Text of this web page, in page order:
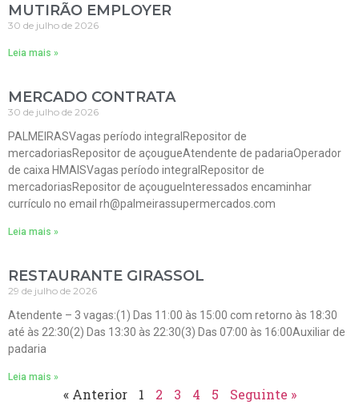
MUTIRÃO EMPLOYER
30 de julho de 2026
Leia mais »
MERCADO CONTRATA
30 de julho de 2026
PALMEIRASVagas período integralRepositor de
mercadoriasRepositor de açougueAtendente de padariaOperador
de caixa HMAISVagas período integralRepositor de
mercadoriasRepositor de açougueInteressados encaminhar
currículo no email rh@palmeirassupermercados.com
Leia mais »
RESTAURANTE GIRASSOL
29 de julho de 2026
Atendente – 3 vagas:(1) Das 11:00 às 15:00 com retorno às 18:30
até às 22:30(2) Das 13:30 às 22:30(3) Das 07:00 às 16:00Auxiliar de
padaria
Leia mais »
« Anterior 1 2 3 4 5 Seguinte »